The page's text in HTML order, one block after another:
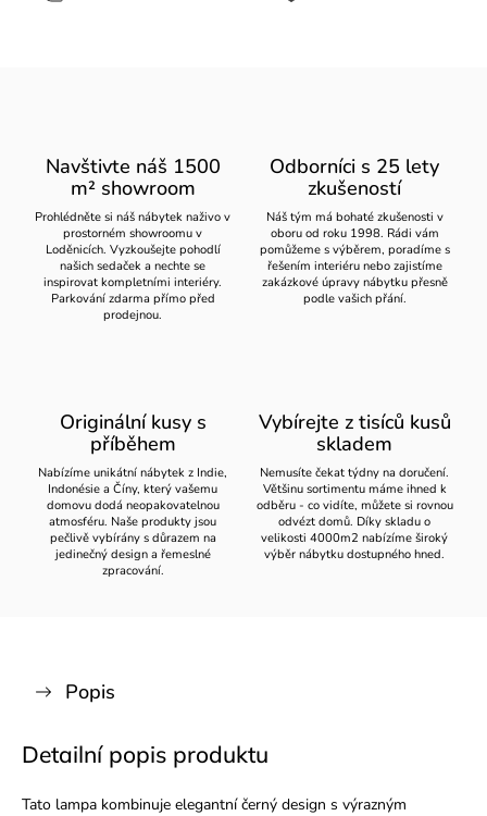
Navštivte náš 1500
m² showroom
Prohlédněte si náš nábytek naživo v
prostorném showroomu v
Loděnicích. Vyzkoušejte pohodlí
našich sedaček a nechte se
inspirovat kompletními interiéry.
Parkování zdarma přímo před
prodejnou.
Odborníci s 25 lety
zkušeností
Náš tým má bohaté zkušenosti v
oboru od roku 1998. Rádi vám
pomůžeme s výběrem, poradíme s
řešením interiéru nebo zajistíme
zakázkové úpravy nábytku přesně
podle vašich přání.
Originální kusy s
příběhem
Nabízíme unikátní nábytek z Indie,
Indonésie a Číny, který vašemu
domovu dodá neopakovatelnou
atmosféru. Naše produkty jsou
pečlivě vybírány s důrazem na
jedinečný design a řemeslné
zpracování.
Vybírejte z tisíců kusů
skladem
Nemusíte čekat týdny na doručení.
Většinu sortimentu máme ihned k
odběru - co vidíte, můžete si rovnou
odvézt domů. Díky skladu o
velikosti 4000m2 nabízíme široký
výběr nábytku dostupného hned.
Popis
Detailní popis produktu
Tato lampa kombinuje elegantní černý design s výrazným